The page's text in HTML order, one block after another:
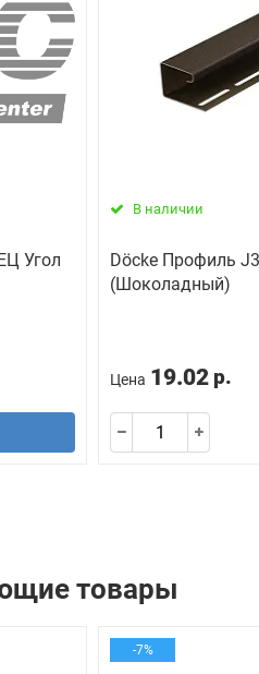
Угол
В наличии
Döcke Профиль
(Шоколадный)
Цена 19.02 р.
товары
-7%